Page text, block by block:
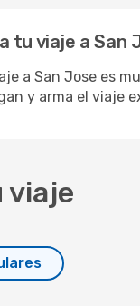
tu viaje a San
a San Jose es
y arma el viaje
viaje